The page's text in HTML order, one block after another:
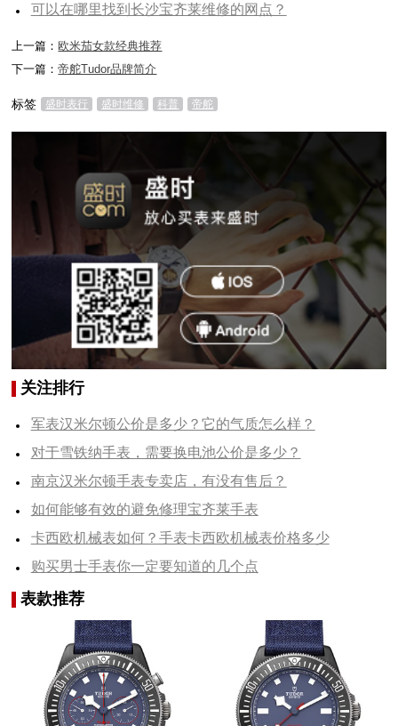
可以在哪里找到长沙宝齐莱维修的网点？
上一篇： 欧米茄女款经典推荐
下一篇：帝舵Tudor品牌简介
标签 盛时表行 盛时维修 科普 帝舵
关注排行
军表汉米尔顿公价是多少？它的气质怎么样？
对于雪铁纳手表，需要换电池公价是多少？
南京汉米尔顿手表专卖店，有没有售后？
如何能够有效的避免修理宝齐莱手表
卡西欧机械表如何？手表卡西欧机械表价格多少
购买男士手表你一定要知道的几个点
表款推荐